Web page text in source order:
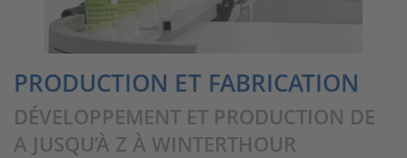
PRODUCTION ET FABRICATION
DÉVELOPPEMENT ET PRODUCTION DE
A JUSQU’À Z À WINTERTHOUR